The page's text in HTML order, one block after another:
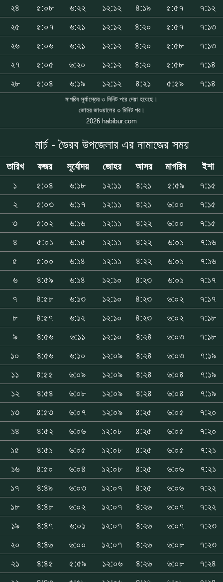
২৪
৫:০৮ ৬:২২ ১২:১২ ৪:১৯ ৫:৫৭
৭:১২
২৫
৫:০৭ ৬:২১ ১২:১২ ৪:২০ ৫:৫৭
৭:১৩
২৬
৫:০৬ ৬:২১ ১২:১২ ৪:২০ ৫:৫৮
৭:১৩
২৭
৫:০৫ ৬:২০ ১২:১২ ৪:২০ ৫:৫৮
৭:১৪
২৮
৫:০৪ ৬:১৯ ১২:১২ ৪:২১ ৫:৫৯ ৭:১৪
মাগরিব সূর্যাস্তের ৩ মিনিট পরে দেয়া হয়েছে।
জোহর জাওয়ালের ৩ মিনিট পর।
2026 habibur.com
মার্চ - ভৈরব উপজেলার এর নামাজের সময়
তারিখ ফজর সূর্যোদয় জোহর আসর মাগরিব
ইশা
১
৫:০৪ ৬:১৮ ১২:১১ ৪:২১ ৫:৫৯
৭:১৫
২
৫:০৩ ৬:১৭ ১২:১১ ৪:২১ ৬:০০
৭:১৫
৩
৫:০২ ৬:১৬ ১২:১১ ৪:২২ ৬:০০
৭:১৫
৪
৫:০১ ৬:১৫ ১২:১১ ৪:২২ ৬:০১
৭:১৬
৫
৫:০০ ৬:১৪ ১২:১১ ৪:২২ ৬:০১
৭:১৬
৬
৪:৫৯ ৬:১৪ ১২:১০ ৪:২৩ ৬:০১
৭:১৭
৭
৪:৫৮ ৬:১৩ ১২:১০ ৪:২৩ ৬:০২
৭:১৭
৮
৪:৫৭ ৬:১২ ১২:১০ ৪:২৩ ৬:০২
৭:১৮
৯
৪:৫৬ ৬:১১ ১২:১০ ৪:২৪ ৬:০৩
৭:১৮
১০
৪:৫৬ ৬:১০ ১২:০৯ ৪:২৪ ৬:০৩
৭:১৯
১১
৪:৫৫ ৬:০৯ ১২:০৯ ৪:২৪ ৬:০৪
৭:১৯
১২
৪:৫৪ ৬:০৮ ১২:০৯ ৪:২৪ ৬:০৪
৭:১৯
১৩
৪:৫৩ ৬:০৭ ১২:০৯ ৪:২৫ ৬:০৫
৭:২০
১৪
৪:৫২ ৬:০৬ ১২:০৮ ৪:২৫ ৬:০৫
৭:২০
১৫
৪:৫১ ৬:০৫ ১২:০৮ ৪:২৫ ৬:০৫
৭:২১
১৬
৪:৫০ ৬:০৪ ১২:০৮ ৪:২৫ ৬:০৬
৭:২১
১৭
৪:৪৯ ৬:০৩ ১২:০৭ ৪:২৫ ৬:০৬
৭:২২
১৮
৪:৪৮ ৬:০২ ১২:০৭ ৪:২৬ ৬:০৭
৭:২২
১৯
৪:৪৭ ৬:০১ ১২:০৭ ৪:২৬ ৬:০৭
৭:২৩
২০
৪:৪৬ ৬:০০ ১২:০৭ ৪:২৬ ৬:০৮
৭:২৩
২১
৪:৪৫ ৫:৫৯ ১২:০৬ ৪:২৬ ৬:০৮
৭:২৪